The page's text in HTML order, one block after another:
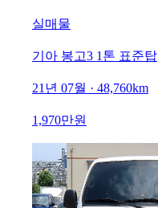
실매물
기아 봉고3 1톤 표준탑
21년 07월 · 48,760km
1,970만원